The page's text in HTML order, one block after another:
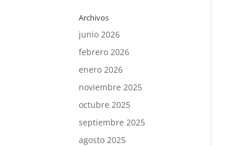
Archivos
junio 2026
febrero 2026
enero 2026
noviembre 2025
octubre 2025
septiembre 2025
agosto 2025